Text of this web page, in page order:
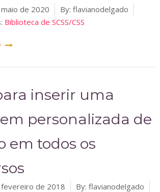
de 2020 By: flavianodelgado
Biblioteca de SCSS/CSS
inserir uma
personalizada de
em todos os
de 2018 By: flavianodelgado